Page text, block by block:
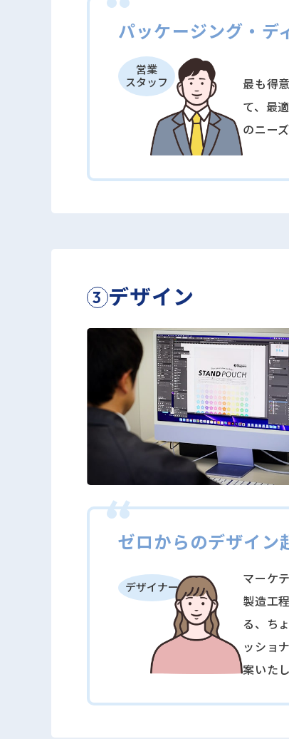
パッケージング・デ
営業
スタッフ
最も得
て、最
のニー
3 デザイン
ゼロからのデザイン
デザイナー
マーケ
製造⼯
る、ち
ッショ
案いたし